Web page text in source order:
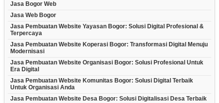
Jasa Bogor Web
Jasa Web Bogor
Jasa Pembuatan Website Yayasan Bogor: Solusi Digital Profesional &
Terpercaya
Jasa Pembuatan Website Koperasi Bogor: Transformasi Digital Menuju
Modernisasi
Jasa Pembuatan Website Organisasi Bogor: Solusi Profesional Untuk
Era Digital
Jasa Pembuatan Website Komunitas Bogor: Solusi Digital Terbaik
Untuk Organisasi Anda
Jasa Pembuatan Website Desa Bogor: Solusi Digitalisasi Desa Terbaik